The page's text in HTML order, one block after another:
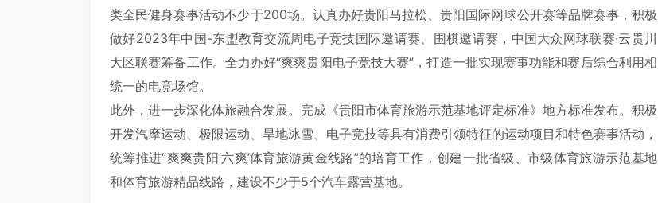
类全民健身赛事活动不少于200场。认真办好贵阳马拉松、贵阳国际网球公开赛等品牌赛事，积极
做好2023年中国-东盟教育交流周电子竞技国际邀请赛、围棋邀请赛，中国大众网球联赛·云贵川
大区联赛筹备工作。全力办好“爽爽贵阳电子竞技大赛”，打造一批实现赛事功能和赛后综合利用相
统一的电竞场馆。
此外，进一步深化体旅融合发展。完成《贵阳市体育旅游示范基地评定标准》地方标准发布。积极
开发汽摩运动、极限运动、旱地冰雪、电子竞技等具有消费引领特征的运动项目和特色赛事活动，
统筹推进“爽爽贵阳‘六爽’体育旅游黄金线路”的培育工作，创建一批省级、市级体育旅游示范基地
和体育旅游精品线路，建设不少于5个汽车露营基地。